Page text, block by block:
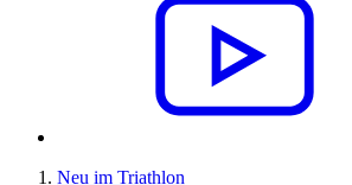
Neu im Triathlon